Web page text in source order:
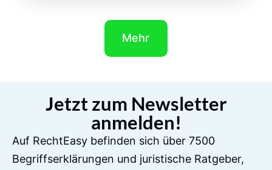
Mehr
Jetzt zum Newsletter
anmelden!
Auf RechtEasy befinden sich über 7500
Begriffserklärungen und juristische Ratgeber,